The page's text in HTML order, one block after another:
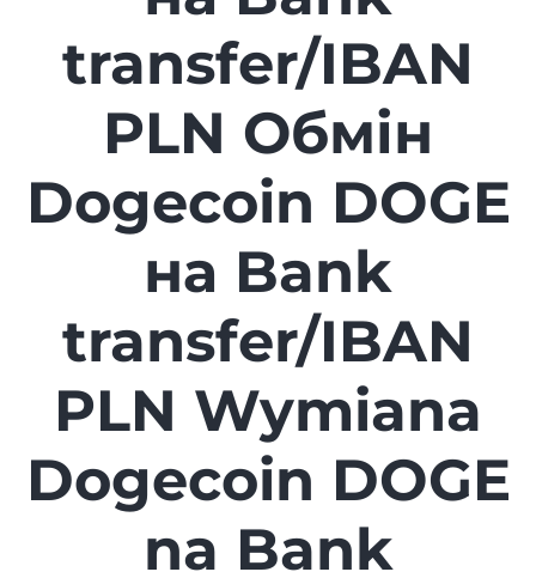
transfer/IBAN
PLN Обмін
Dogecoin DOGE
на Bank
transfer/IBAN
PLN Wymiana
Dogecoin DOGE
na Bank